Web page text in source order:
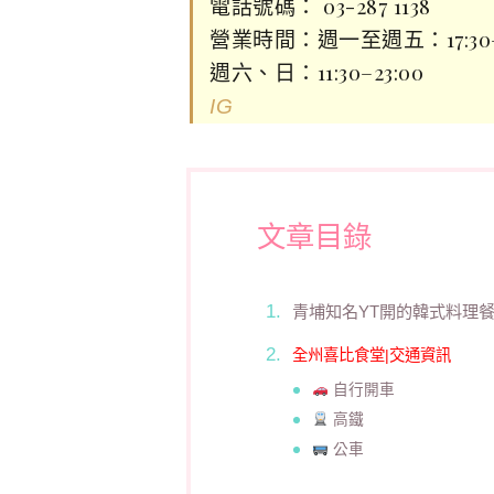
營業時間：週一至週五：
週六、日：11:30–23:00
IG
文章目錄
青埔知名YT開的韓式料理
全州喜比食堂|交通資訊
自行開車
高鐵
公車